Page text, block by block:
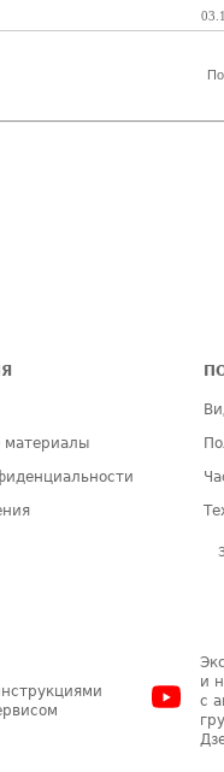
материалы
и
с